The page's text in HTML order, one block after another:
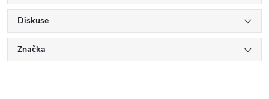
Diskuse
Značka